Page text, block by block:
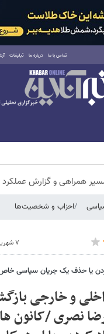
تماس با ما درباره ما تبلیغات
شنبه ۱۷ مرداد ۱۴۰۵
همراهی و گزارش عملکرد
احزاب و شخصیت‌ها
۷ شهریور ۱۴۰۳ - ۰۷:۱۴
زدن یا حذف یک جریان سیاسی
و خارجی
نصری /کانون